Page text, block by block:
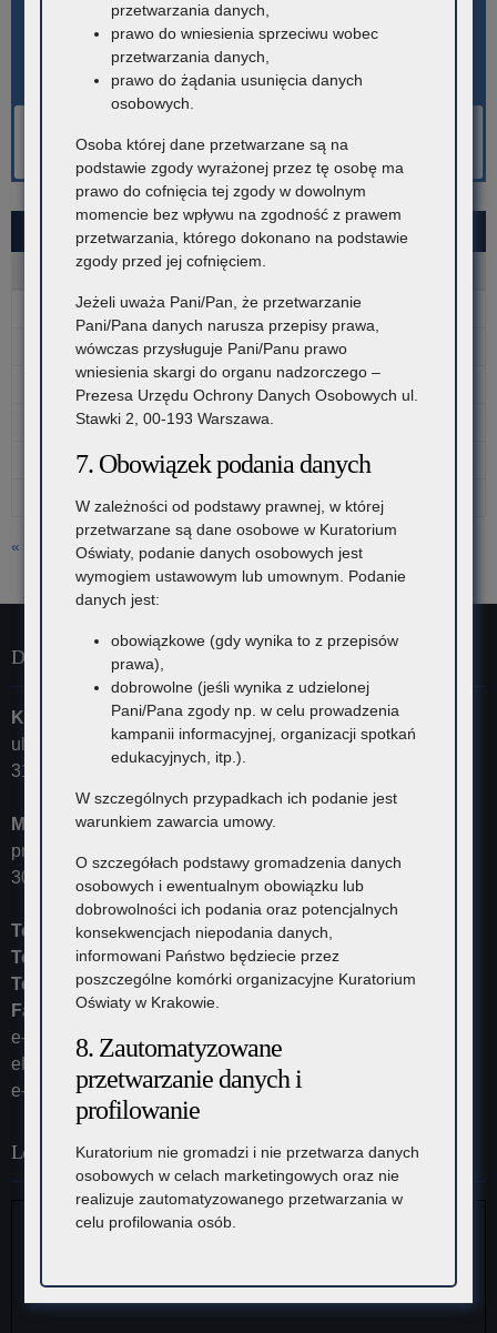
SIERPIEŃ 2026
W Ś C
4 5 6 7
11 12 13 14
18 19 20
25 26 27 28
« lip
Dane kontaktowe
Kuratorium Oświaty w Krakowie
ul. Szlak 73
31-153 Kraków
Małopolski Kurator Oświaty
przyjmuje ul. Kazimierza Morawskiego 5,
30-102 Kraków
Tel:
12 448-11-10
Tel:
12 448-11-15
Tel:
12 448-11-20
Fax:
12 448-11-62
e-mail:
kurator@kuratorium.krakow.pl
ePUAP (adres skrytki): /KOKrakow/skrytka
e-Doręczenia: AE:PL-23387-37626-IRHSW-19
Lokalizacja
przetwarzania danych,
prawo do wniesienia sprzeciwu wobec
przetwarzania danych,
prawo do żądania usunięcia danych
osobowych.
Osoba której dane przetwarzane są na
podstawie zgody wyrażonej przez tę osobę ma
prawo do cofnięcia tej zgody w dowolnym
momencie bez wpływu na zgodność z prawem
przetwarzania, którego dokonano na podstawie
zgody przed jej cofnięciem.
Jeżeli uważa Pani/Pan, że przetwarzanie
Pani/Pana danych narusza przepisy prawa,
wówczas przysługuje Pani/Panu prawo
wniesienia skargi do organu nadzorczego –
Prezesa Urzędu Ochrony Danych Osobowych ul.
Stawki 2, 00-193 Warszawa.
7. Obowiązek podania danych
W zależności od podstawy prawnej, w której
przetwarzane są dane osobowe w Kuratorium
Oświaty, podanie danych osobowych jest
wymogiem ustawowym lub umownym. Podanie
danych jest:
obowiązkowe (gdy wynika to z przepisów
prawa),
dobrowolne (jeśli wynika z udzielonej
Pani/Pana zgody np. w celu prowadzenia
kampanii informacyjnej, organizacji spotkań
edukacyjnych, itp.).
W szczególnych przypadkach ich podanie jest
warunkiem zawarcia umowy.
O szczegółach podstawy gromadzenia danych
osobowych i ewentualnym obowiązku lub
dobrowolności ich podania oraz potencjalnych
konsekwencjach niepodania danych,
informowani Państwo będziecie przez
poszczególne komórki organizacyjne Kuratorium
Oświaty w Krakowie.
8. Zautomatyzowane
przetwarzanie danych i
profilowanie
Kuratorium nie gromadzi i nie przetwarza danych
osobowych w celach marketingowych oraz nie
realizuje zautomatyzowanego przetwarzania w
celu profilowania osób.